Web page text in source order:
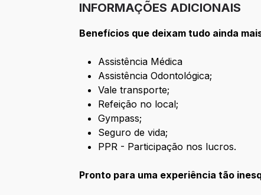
INFORMAÇÕES ADICIONAIS
Benefícios que deixam tudo ainda
Assistência Médica
Assistência Odontológica;
Vale transporte;
Refeição no local;
Gympass;
Seguro de vida;
PPR - Participação nos lucros.
Pronto para uma experiência tão